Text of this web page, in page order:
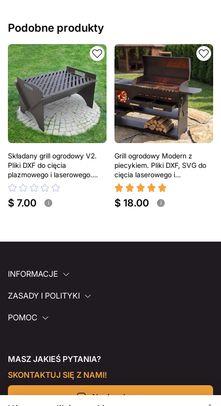
Podobne produkty
Składany grill ogrodowy V2.
Pliki DXF do cięcia
plazmowego i laserowego.
Przenośny grill BBQ
$ 7.00 i
Grill ogrodowy Modern z
piecykiem. Pliki DXF, SVG do
cięcia laserowego i
plazmowego
$ 18.00 i
INFORMACJE
ZASADY I POLITYKI
POMOC
MASZ JAKIEŚ PYTANIA?
SKONTAKTUJ SIĘ Z NAMI!
Napisz do nas